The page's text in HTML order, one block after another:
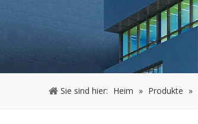
Sie sind hier: Heim » Produkte »